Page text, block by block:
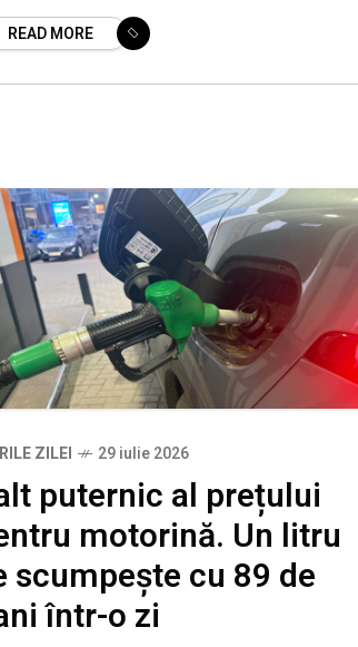
cu 32,54
READ MORE
ZILEI 29 iulie 2026
puternic al prețului
motorină. Un litru
scumpește cu 89 de
într-o zi